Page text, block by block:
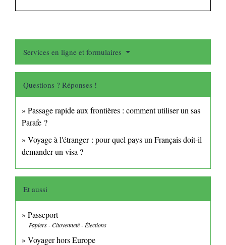
Services en ligne et formulaires
Questions ? Réponses !
Passage rapide aux frontières : comment utiliser un sas
Parafe ?
Voyage à l'étranger : pour quel pays un Français doit-il
demander un visa ?
Et aussi
Passeport
Papiers - Citoyenneté - Élections
Voyager hors Europe